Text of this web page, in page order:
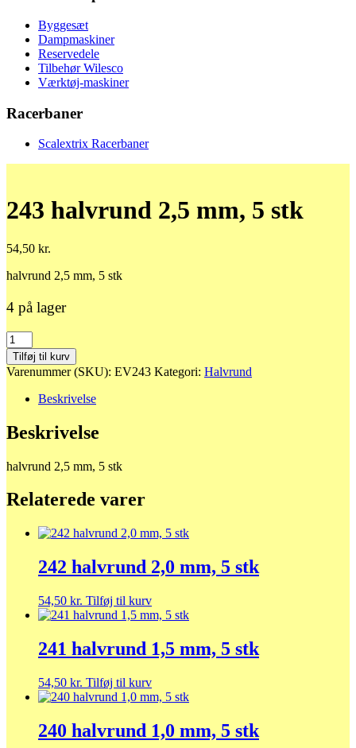
Byggesæt
Dampmaskiner
Reservedele
Tilbehør Wilesco
Værktøj-maskiner
Racerbaner
Scalextrix Racerbaner
243 halvrund 2,5 mm, 5 stk
54,50 kr.
halvrund 2,5 mm, 5 stk
4 på lager
243
halvrund
2,5
mm,
antal
Tilføj til kurv
Varenummer (SKU): EV243 Kategori: Halvrund
Beskrivelse
Beskrivelse
halvrund 2,5 mm, 5 stk
Relaterede varer
242 halvrund 2,0 mm, 5 stk
54,50 kr. Tilføj til kurv
241 halvrund 1,5 mm, 5 stk
54,50 kr. Tilføj til kurv
240 halvrund 1,0 mm, 5 stk